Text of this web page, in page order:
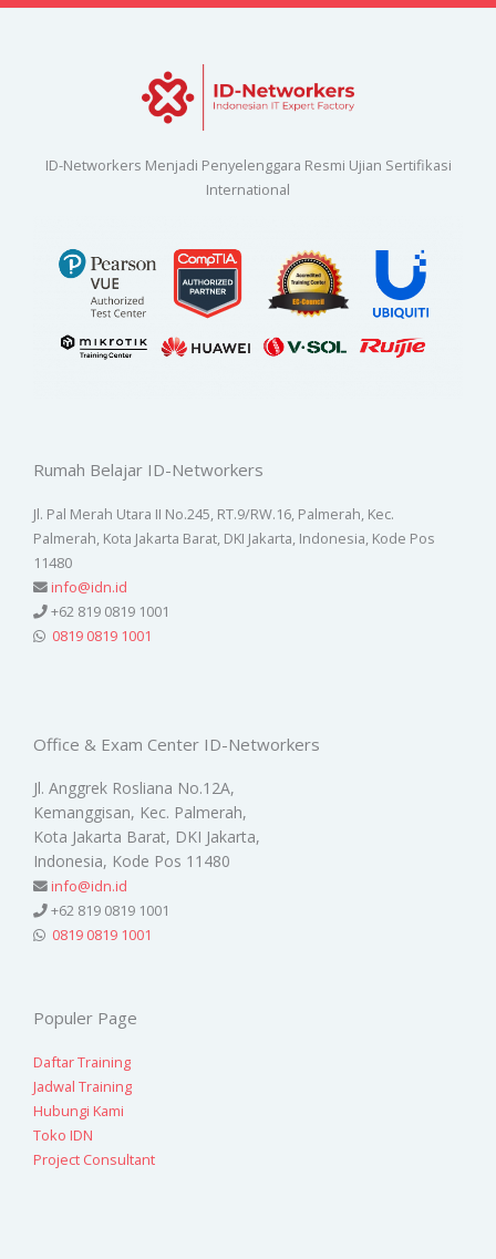
ID-Networkers Menjadi Penyelenggara Resmi Ujian Sertifikasi
International
Rumah Belajar ID-Networkers
Jl. Pal Merah Utara II No.245, RT.9/RW.16, Palmerah, Kec.
Palmerah, Kota Jakarta Barat, DKI Jakarta, Indonesia, Kode Pos
11480
info@idn.id
+62 819 0819 1001
0819 0819 1001
Office & Exam Center ID-Networkers
Jl. Anggrek Rosliana No.12A,
Kemanggisan, Kec. Palmerah,
Kota Jakarta Barat, DKI Jakarta,
Indonesia, Kode Pos 11480
info@idn.id
+62 819 0819 1001
0819 0819 1001
Populer Page
Daftar Training
Jadwal Training
Hubungi Kami
Toko IDN
Project Consultant